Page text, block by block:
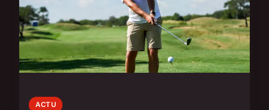
ACTU